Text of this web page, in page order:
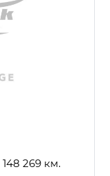
148 269 км.